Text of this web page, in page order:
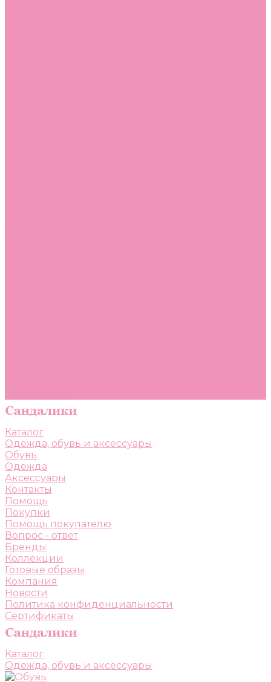
Каталог
Одежда, обувь и аксессуары
Обувь
Одежда
Аксессуары
Контакты
Помощь
Покупки
Помощь покупателю
Вопрос - ответ
Бренды
Коллекции
Готовые образы
Компания
Новости
Политика конфиденциальности
Сертификаты
Каталог
Одежда, обувь и аксессуары